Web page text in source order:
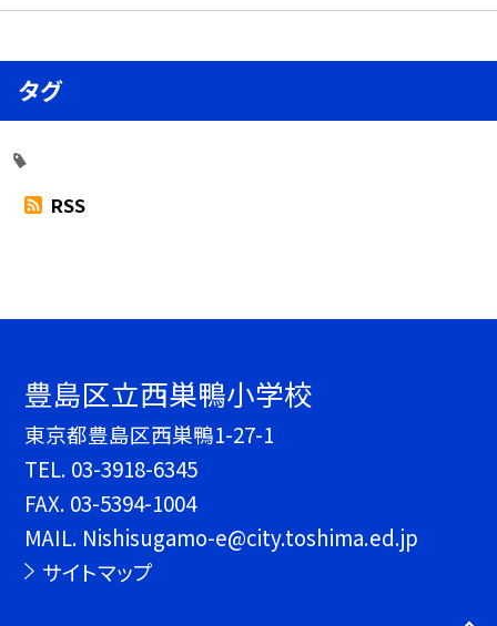
タグ
RSS
豊島区立西巣鴨小学校
東京都豊島区西巣鴨1-27-1
TEL. 03-3918-6345
FAX. 03-5394-1004
MAIL. Nishisugamo-e@city.toshima.ed.jp
サイトマップ